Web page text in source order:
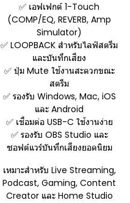
✅ เอฟเฟกต์ 1-Touch
(COMP/EQ, REVERB, Amp
Simulator)
✅ LOOPBACK สำหรับไลฟ์สตรีม
และบันทึกเสียง
✅ ปุ่ม Mute ใช้งานสะดวกขณะ
สตรีม
✅ รองรับ Windows, Mac, iOS
และ Android
✅ เชื่อมต่อ USB-C ใช้งานง่าย
✅ รองรับ OBS Studio และ
ซอฟต์แวร์บันทึกเสียงยอดนิยม
เหมาะสำหรับ Live Streaming,
Podcast, Gaming, Content
Creator และ Home Studio